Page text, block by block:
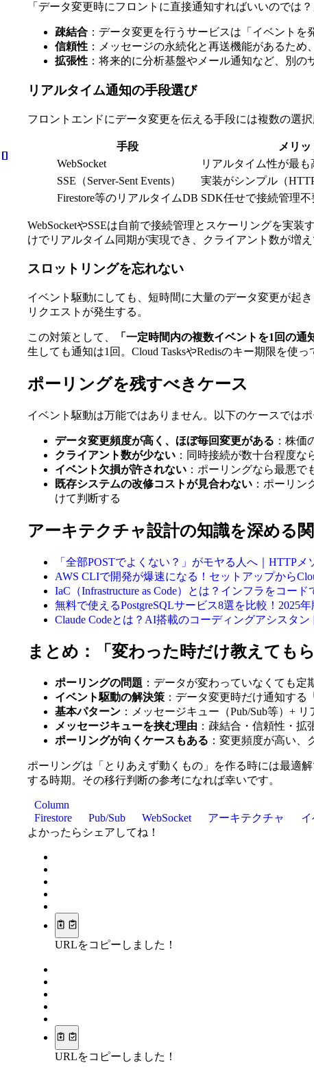
「データ変更時にフロントに直接通知すればいいのでは
疎結合 ：データ変更を行うサービスは「イベント
信頼性 ：メッセージの永続化と再送機能があるた
拡張性 ：将来的に分析基盤やメール通知など、別
リアルタイム通知の手段選び
フロントエンドにデータ変更を伝える手段には複数の選択
手段 メリッ
WebSocket
リアルタイム性が最も
SSE（Server-Sent Events）
実装がシンプル（
Firestore等のリアルタイムDB SDK任せで接続管理
WebSocketやSSEは自前で接続管理とスケーリングを実装
けでリアルタイム同期が実現でき、クライアント数が増
スロットリングを忘れない
イベント駆動にしても、短時間に大量のデータ変更が起
リクエストが発生する。
この対策として、 「一定時間内の複数イベントを1回の
生しても通知は1回。Cloud TasksやRedisのキー期限を使っ
ポーリングを残すべきケース
イベント駆動は万能ではありません。以下のケースでは
データ変更頻度が高く、ほぼ毎回変更がある ：株
クライアント数が少ない ：同時接続が数十台程度
イベント欠損が許されない ：ポーリングなら最悪
既存システムの改修コストが見合わない ：ポーリ
けて判断する
アーキテクチャ設計の知識を深める
「全部POSTでよくない？」がモヤる人へ｜HTTP
AWS CLIで開発が爆速になる！セットアップから
IaC（Infrastructure as Code）とは？インフラをコー
無料で使えるPostgreSQLサービス8選を比較！2025
Claude Codeとは？AI搭載のコーディングアシスタン
まとめ：「変わった時だけ教えても
ポーリングの問題 ：データが変わっていなくても
イベント駆動の解決策 ：データ変更時だけ通知す
基本パターン ：メッセージキュー（Pub/Sub等）+
メッセージキューを挟む理由 ：疎結合・信頼性・拡
ポーリングが向くケースもある ：変更頻度が高い
ポーリングは「とりあえず動くもの」を作る時には最適
する時期。その移行判断の参考になれば幸いです。
Column
Firestore
Pub/Sub WebSocket アーキテクチャ
よかったらシェアしてね！
URLをコピーしました！
URLをコピーしました！